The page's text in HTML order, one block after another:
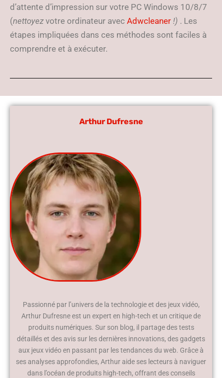
d’attente d’impression sur votre PC Windows 10/8/7
(nettoyez votre ordinateur avec Adwcleaner !) . Les
étapes impliquées dans ces méthodes sont faciles à
comprendre et à exécuter.
Arthur Dufresne
Passionné par l’univers de la technologie et des jeux vidéo,
Arthur Dufresne est un expert en high-tech et un critique de
produits numériques. Sur son blog, il partage des tests
détaillés et des avis sur les dernières innovations, des gadgets
aux jeux vidéo en passant par les tendances du web. Grâce à
ses analyses approfondies, Arthur aide ses lecteurs à naviguer
dans l’océan de produits high-tech, offrant des conseils